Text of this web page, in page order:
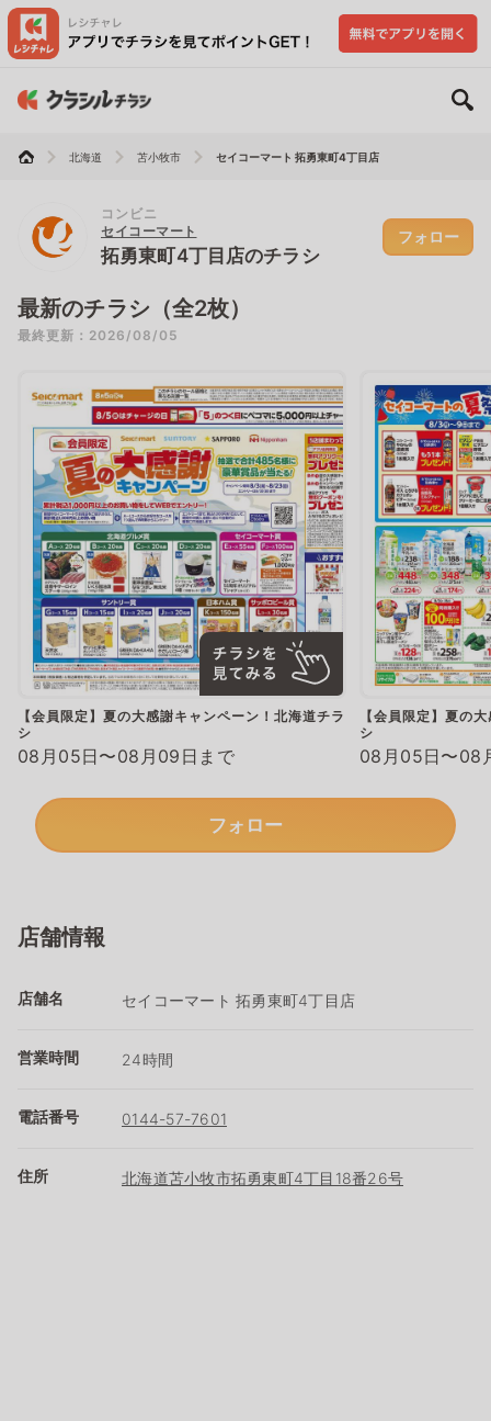
北海道 苫小牧市 セイコーマート 拓勇東町4丁目店
コンビニ
セイコーマート
拓勇東町4丁目店のチラシ
フォロー
最新のチラシ（全2枚）
最終更新：2026/08/05
【会員限定】夏の大感謝キャンペーン！北海道チラ
シ
08月05日〜08月09日まで
【会員限定】夏の
シ
08月05日〜08
フォロー
店舗情報
店舗名 セイコーマート 拓勇東町4丁目店
営業時間 24時間
電話番号 0144-57-7601
住所 北海道苫小牧市拓勇東町4丁目18番26号